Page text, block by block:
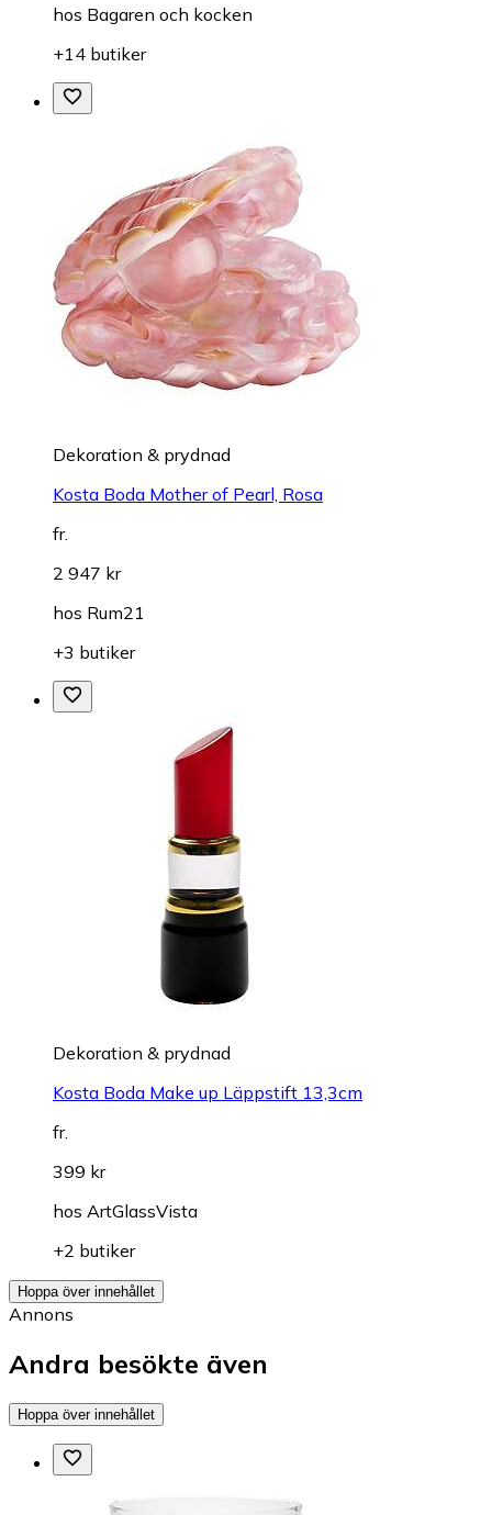
hos Bagaren och kocken
+14 butiker
Dekoration & prydnad
Kosta Boda Mother of Pearl, Rosa
fr.
2 947 kr
hos Rum21
+3 butiker
Dekoration & prydnad
Kosta Boda Make up Läppstift 13,3cm
fr.
399 kr
hos ArtGlassVista
+2 butiker
Hoppa över innehållet
Annons
Andra besökte även
Hoppa över innehållet